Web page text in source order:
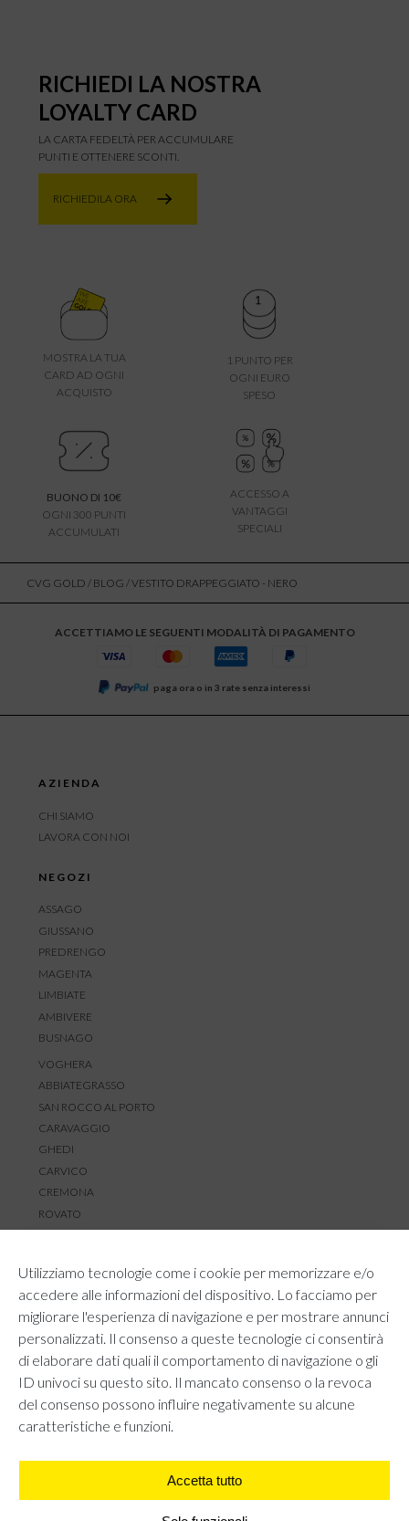
Utilizziamo tecnologie come i cookie per memorizzare e/o
accedere alle informazioni del dispositivo. Lo facciamo per
migliorare l'esperienza di navigazione e per mostrare annunci
personalizzati. Il consenso a queste tecnologie ci consentirà
di elaborare dati quali il comportamento di navigazione o gli
ID univoci su questo sito. Il mancato consenso o la revoca
del consenso possono influire negativamente su alcune
caratteristiche e funzioni.
Accetta tutto
RICHIEDI LA NOSTRA
LOYALTY CARD
LA CARTA FEDELTÀ PER ACCUMULARE
PUNTI E OTTENERE SCONTI.
RICHIEDILA ORA
MOSTRA LA TUA
CARD AD OGNI
ACQUISTO
1 PUNTO PER
OGNI EURO
SPESO
BUONO DI 10€
OGNI 300 PUNTI
ACCUMULATI
ACCESSO A
VANTAGGI
SPECIALI
CVG GOLD / BLOG / VESTITO DRAPPEGGIATO - NERO
ACCETTIAMO LE SEGUENTI MODALITÀ DI PAGAMENTO
paga ora o in 3 rate senza interessi
AZIENDA
CHI SIAMO
LAVORA CON NOI
NEGOZI
ASSAGO
GIUSSANO
PREDRENGO
MAGENTA
LIMBIATE
AMBIVERE
BUSNAGO
VOGHERA
ABBIATEGRASSO
SAN ROCCO AL PORTO
CARAVAGGIO
GHEDI
CARVICO
CREMONA
ROVATO
RESI E RIMBORSI
REGOLAMENTO LOYALTY
CONTATTACI
PRIVACY POLICY COOKIE POLICY